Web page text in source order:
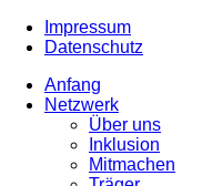
Impressum
Datenschutz
Anfang
Netzwerk
Über uns
Inklusion
Mitmachen